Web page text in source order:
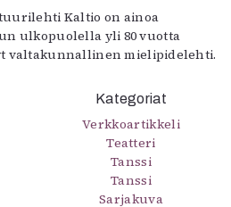
Kaltio on ainoa
ulkopuolella yli 80 vuotta
valtakunnallinen mielipidelehti.
Kategoriat
Verkkoartikkeli
Teatteri
Tanssi
Tanssi
Sarjakuva